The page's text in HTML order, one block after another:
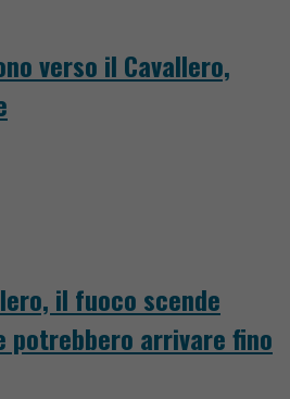
verso il Cavallero,
il fuoco scende
potrebbero arrivare fino